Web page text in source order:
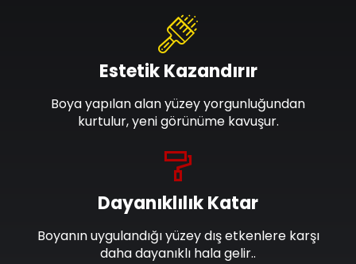
Dayanıklılık Katar
Boyanın uygulandığı yüzey dış etkenlere karşı
daha dayanıklı hala gelir..
Estetik Kazandırır
Boya yapılan alan yüzey yorgunluğundan
kurtulur, yeni görünüme kavuşur.